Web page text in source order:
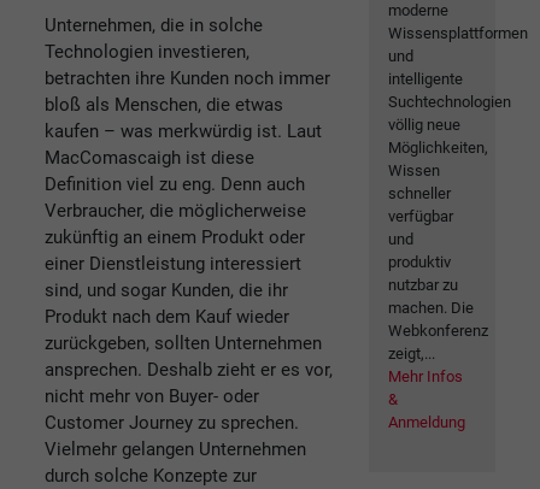
Unternehmen, die in solche
Technologien investieren,
betrachten ihre Kunden noch immer
bloß als Menschen, die etwas
kaufen – was merkwürdig ist. Laut
MacComascaigh ist diese
Definition viel zu eng. Denn auch
Verbraucher, die möglicherweise
zukünftig an einem Produkt oder
einer Dienstleistung interessiert
sind, und sogar Kunden, die ihr
Produkt nach dem Kauf wieder
zurückgeben, sollten Unternehmen
ansprechen. Deshalb zieht er es vor,
nicht mehr von Buyer- oder
Customer Journey zu sprechen.
Vielmehr gelangen Unternehmen
durch solche Konzepte zur
moderne
Wissensplattformen
und
intelligente
Suchtechnologien
völlig neue
Möglichkeiten,
Wissen
schneller
verfügbar
und
produktiv
nutzbar zu
machen. Die
Webkonferenz
zeigt,...
Mehr Infos
&
Anmeldung